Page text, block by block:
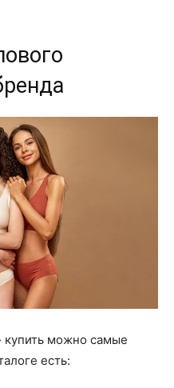
купить можно самые
есть: